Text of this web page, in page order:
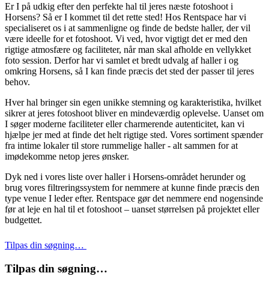
Er I på udkig efter den perfekte hal til jeres næste fotoshoot i
Horsens? Så er I kommet til det rette sted! Hos Rentspace har vi
specialiseret os i at sammenligne og finde de bedste haller, der vil
være ideelle for et fotoshoot. Vi ved, hvor vigtigt det er med den
rigtige atmosfære og faciliteter, når man skal afholde en vellykket
foto session. Derfor har vi samlet et bredt udvalg af haller i og
omkring Horsens, så I kan finde præcis det sted der passer til jeres
behov.
Hver hal bringer sin egen unikke stemning og karakteristika, hvilket
sikrer at jeres fotoshoot bliver en mindeværdig oplevelse. Uanset om
I søger moderne faciliteter eller charmerende autenticitet, kan vi
hjælpe jer med at finde det helt rigtige sted. Vores sortiment spænder
fra intime lokaler til store rummelige haller - alt sammen for at
imødekomme netop jeres ønsker.
Dyk ned i vores liste over haller i Horsens-området herunder og
brug vores filtreringssystem for nemmere at kunne finde præcis den
type venue I leder efter. Rentspace gør det nemmere end nogensinde
før at leje en hal til et fotoshoot – uanset størrelsen på projektet eller
budgettet.
Tilpas din søgning…
Tilpas din søgning…